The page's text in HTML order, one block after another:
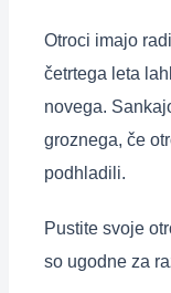
Otroci imajo
četrtega leta
novega.
groznega, če
podhladili.
Pustite svoje
so ugodne za